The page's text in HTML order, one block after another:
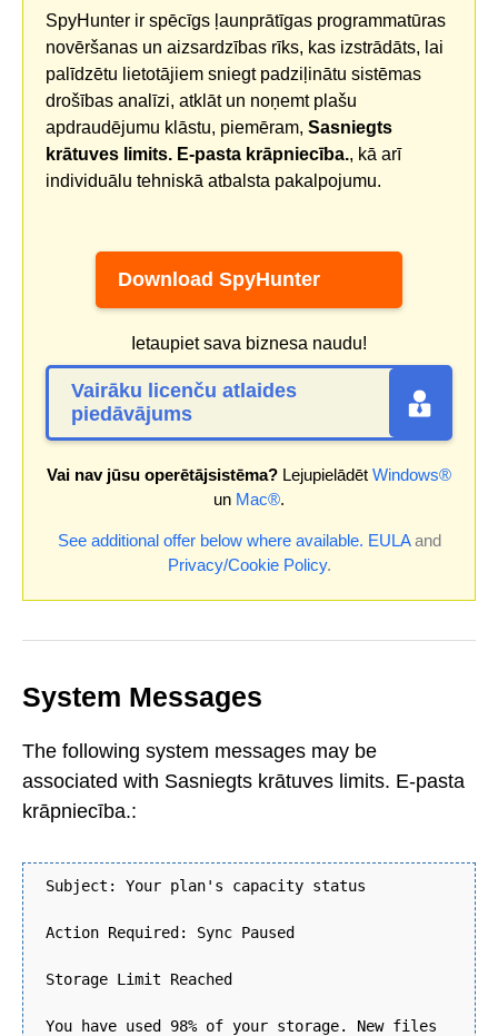
SpyHunter ir spēcīgs ļaunprātīgas programmatūras
novēršanas un aizsardzības rīks, kas izstrādāts, lai
palīdzētu lietotājiem sniegt padziļinātu sistēmas
drošības analīzi, atklāt un noņemt plašu
apdraudējumu klāstu, piemēram, Sasniegts
krātuves limits. E-pasta krāpniecība., kā arī
individuālu tehniskā atbalsta pakalpojumu.
Download SpyHunter
Ietaupiet sava biznesa naudu!
Vairāku licenču atlaides
piedāvājums
Vai nav jūsu operētājsistēma? Lejupielādēt Windows®
un Mac®.
See additional offer below where available. EULAand
Privacy/Cookie Policy.
System Messages
The following system messages may be
associated with Sasniegts krātuves limits. E-pasta
krāpniecība.:
Subject: Your plan's capacity status
Action Required: Sync Paused
Storage Limit Reached
You have used 98% of your storage. New files